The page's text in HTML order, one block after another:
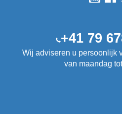
+41 79
Wij adviseren u persoonlijk
van maandag